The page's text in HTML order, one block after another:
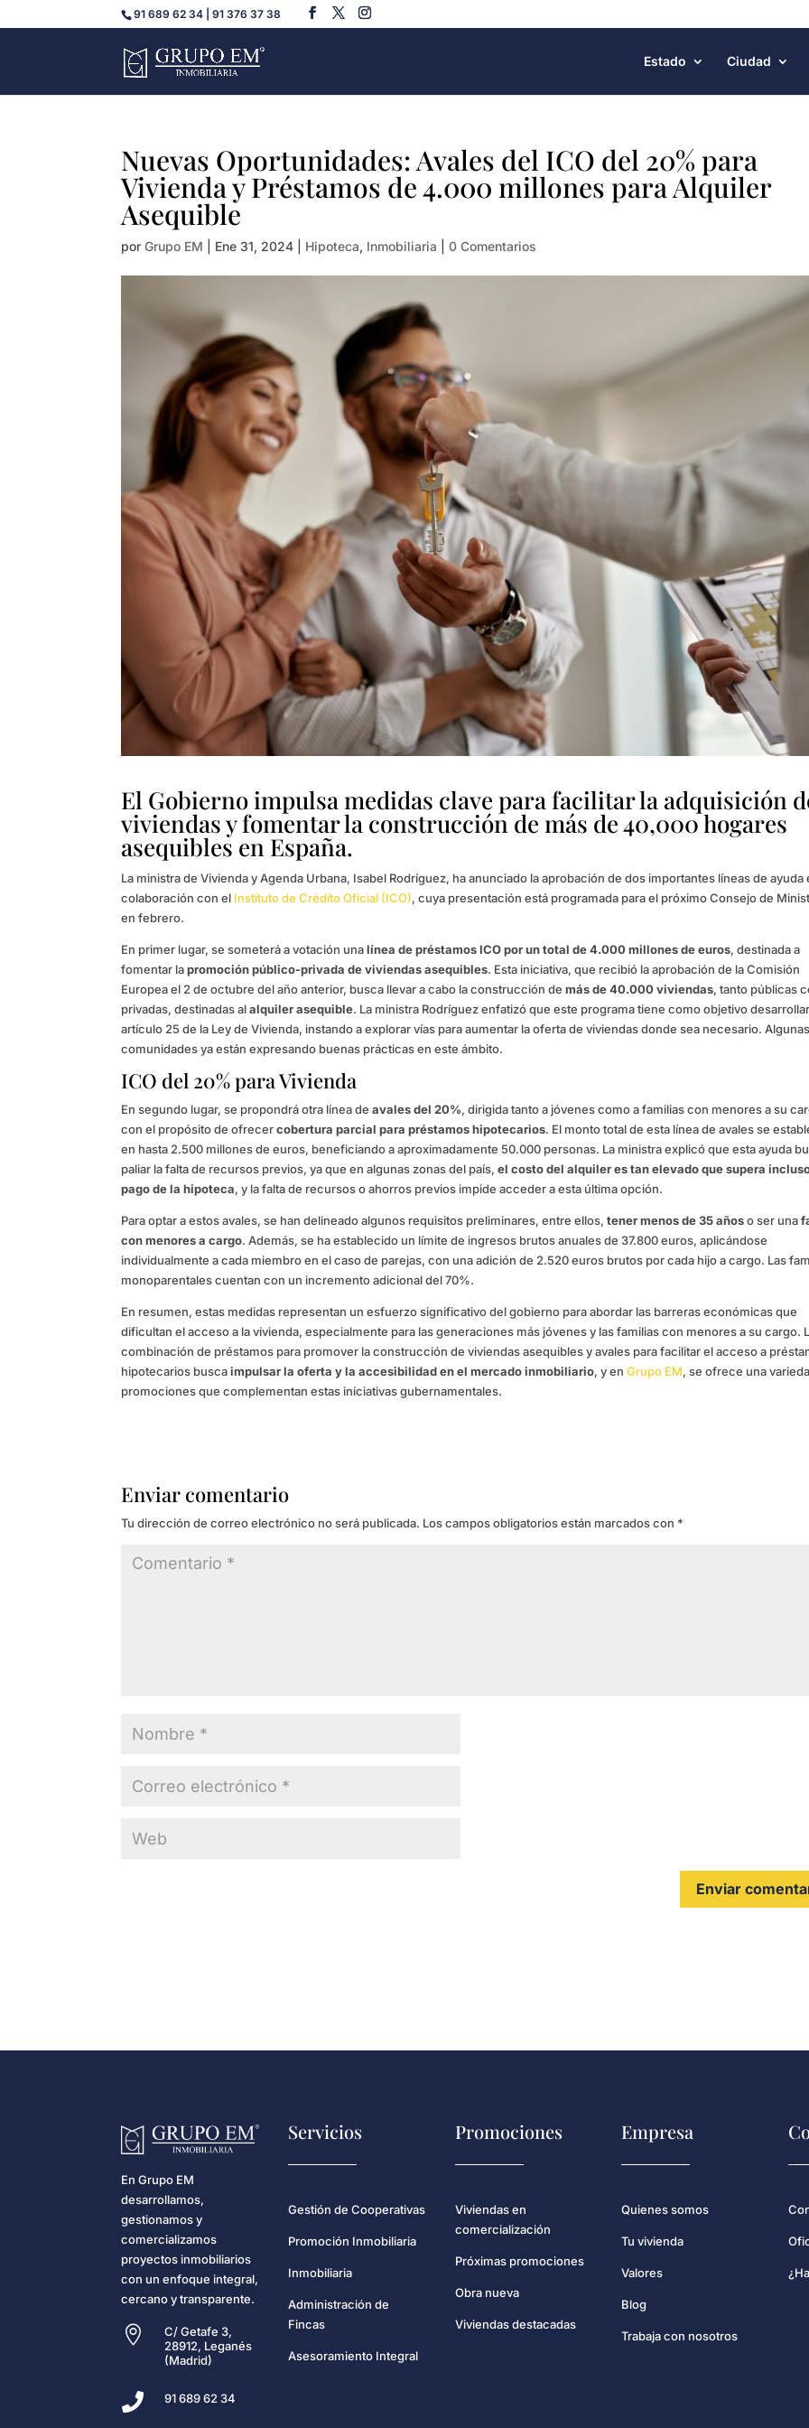
91 689 62 34 | 91 376 37 38
Estado Ciudad
Nuevas Oportunidades: Avales del ICO del 20% para
Vivienda y Préstamos de 4.000 millones para Alquiler
Asequible
porGrupo EM Ene 31, 2024 Hipoteca, Inmobiliaria |0 Comentarios
El Gobierno impulsa medidas clave para facilitar la adquisición
viviendas y fomentar la construcción de más de 40,000 hogares
asequibles en España.
La ministra de Vivienda y Agenda Urbana, Isabel Rodríguez, ha anunciado la aprobación de dos importantes líneas de ayuda
colaboración con el Instituto de Crédito Oficial (ICO), cuya presentación está programada para el próximo Consejo de
en febrero.
En primer lugar, se someterá a votación unalínea de préstamos ICO por un total de 4.000 millones de euros, destinada a
fomentar lapromoción público-privada de viviendas asequibles. Esta iniciativa, que recibió la aprobación de la Comisión
Europea el 2 de octubre del año anterior, busca llevar a cabo la construcción demás de 40.000 viviendas, tanto públicas
privadas, destinadas alalquiler asequible. La ministra Rodríguez enfatizó que este programa tiene como objetivo
artículo 25 de la Ley de Vivienda, instando a explorar vías para aumentar la oferta de viviendas donde sea necesario. Algunas
comunidades ya están expresando buenas prácticas en este ámbito.
ICO del 20% para Vivienda
En segundo lugar, se propondrá otra línea deavales del 20%, dirigida tanto a jóvenes como a familias con menores a su
con el propósito de ofrecercobertura parcial para préstamos hipotecarios. El monto total de esta línea de avales se
en hasta 2.500 millones de euros, beneficiando a aproximadamente 50.000 personas. La ministra explicó que esta ayuda
paliar la falta de recursos previos, ya que en algunas zonas del país,el costo del alquiler es tan elevado que supera
pago de la hipoteca, y la falta de recursos o ahorros previos impide acceder a esta última opción.
Para optar a estos avales, se han delineado algunos requisitos preliminares, entre ellos,tener menos de 35 añoso ser una
con menores a cargo. Además, se ha establecido un límite de ingresos brutos anuales de 37.800 euros, aplicándose
individualmente a cada miembro en el caso de parejas, con una adición de 2.520 euros brutos por cada hijo a cargo. Las
monoparentales cuentan con un incremento adicional del 70%.
En resumen, estas medidas representan un esfuerzo significativo del gobierno para abordar las barreras económicas que
dificultan el acceso a la vivienda, especialmente para las generaciones más jóvenes y las familias con menores a su cargo.
combinación de préstamos para promover la construcción de viviendas asequibles y avales para facilitar el acceso a
hipotecarios buscaimpulsar la oferta y la accesibilidad en el mercado inmobiliario, y enGrupo EM, se ofrece una
promociones que complementan estas iniciativas gubernamentales.
Enviar comentario
Tu dirección de correo electrónico no será publicada. Los campos obligatorios están marcados con *
En Grupo EM
desarrollamos,
gestionamos y
comercializamos
proyectos inmobiliarios
con un enfoque integral,
cercano y transparente.

C/ Getafe 3,
28912, Leganés
(Madrid)
 91 689 62 34
Servicios
Gestión de Cooperativas
Promoción Inmobiliaria
Inmobiliaria
Administración de
Fincas
Asesoramiento Integral
Promociones
Viviendas en
comercialización
Próximas promociones
Obra nueva
Viviendas destacadas
Empresa
Quienes somos
Tu vivienda
Valores
Blog
Trabaja con nosotros